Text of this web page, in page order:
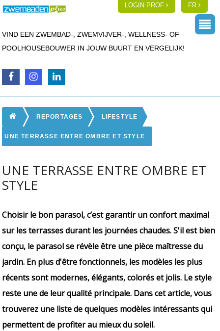
LOGIN PROF FR
VIND EEN ZWEMBAD-, ZWEMVIJVER-, WELLNESS- OF
POOLHOUSEBOUWER IN JOUW BUURT EN VERGELIJK!
REPORTAGES LIFESTYLE
UNE TERRASSE ENTRE OMBRE ET STYLE
UNE TERRASSE ENTRE OMBRE ET
STYLE
Choisir le bon parasol, c’est garantir un confort maximal
sur les terrasses durant les journées chaudes. S'il est bien
conçu, le parasol se révèle être une pièce maîtresse du
jardin. En plus d'être fonctionnels, les modèles les plus
récents sont modernes, élégants, colorés et jolis. Le style
reste une de leur qualité principale. Dans cet article, vous
trouverez une liste de quelques modèles intéressants qui
permettent de profiter au mieux du soleil.